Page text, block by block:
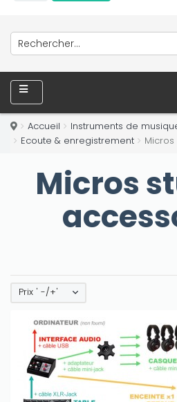
Accueil Instruments de
Ecoute & enregistrement
Micros
Prix ' -/+'